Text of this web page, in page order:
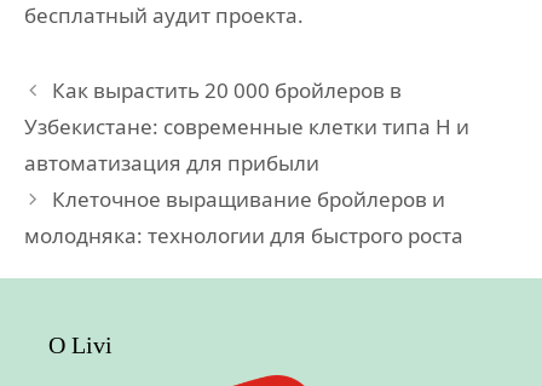
бесплатный аудит проекта.
Как вырастить 20 000 бройлеров в
Узбекистане: современные клетки типа H и
автоматизация для прибыли
Клеточное выращивание бройлеров и
молодняка: технологии для быстрого роста
О Livi